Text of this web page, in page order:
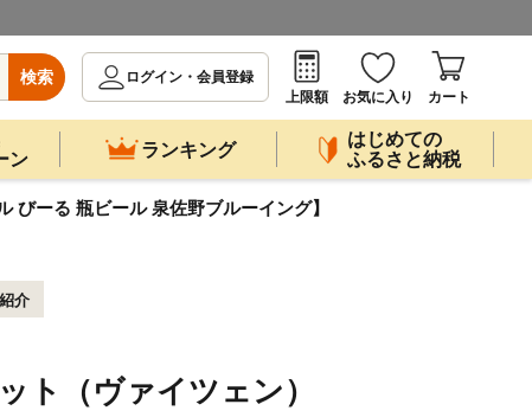
検索
ログイン・会員登録
上限額
お気に入り カート
ン
ランキング
はじめての
ふるさと納税
びーる 瓶ビール 泉佐野ブルーイング】
介
ト（ヴァイツェン）